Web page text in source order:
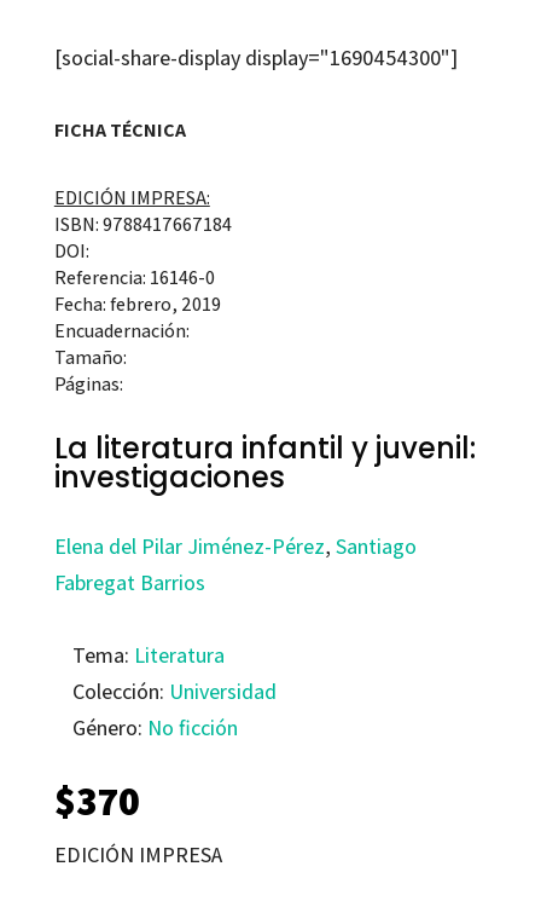
[social-share-display display="1690454300"]
FICHA TÉCNICA
EDICIÓN IMPRESA:
ISBN: 9788417667184
DOI:
Referencia: 16146-0
Fecha: febrero, 2019
Encuadernación:
Tamaño:
Páginas:
La literatura infantil y juvenil:
investigaciones
Elena del Pilar Jiménez-Pérez, Santiago
Fabregat Barrios
Tema: Literatura
Colección: Universidad
Género: No ficción
$370
EDICIÓN IMPRESA